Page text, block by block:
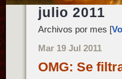
julio 2011
Archivos por mes [
Mar 19 Jul 2011
OMG: Se